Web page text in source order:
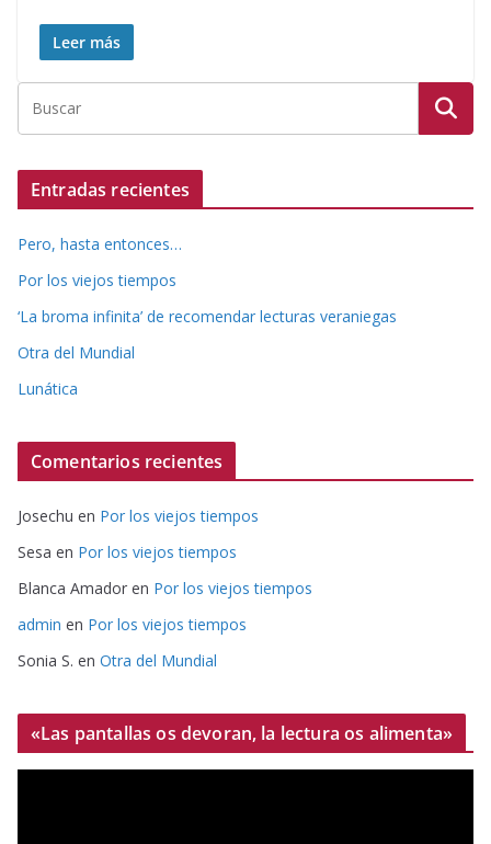
Leer más
Entradas recientes
Pero, hasta entonces…
Por los viejos tiempos
‘La broma infinita’ de recomendar lecturas veraniegas
Otra del Mundial
Lunática
Comentarios recientes
Josechu en Por los viejos tiempos
Sesa en Por los viejos tiempos
Blanca Amador en Por los viejos tiempos
admin en Por los viejos tiempos
Sonia S. en Otra del Mundial
«Las pantallas os devoran, la lectura os alimenta»